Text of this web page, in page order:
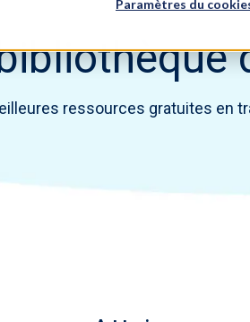
Paramètres du
ressources gratuites en